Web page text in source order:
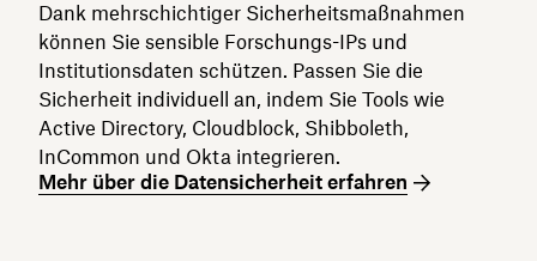
Dank mehrschichtiger Sicherheitsmaßnahmen
können Sie sensible Forschungs-IPs und
Institutionsdaten schützen. Passen Sie die
Sicherheit individuell an, indem Sie Tools wie
Active Directory, Cloudblock, Shibboleth,
InCommon und Okta integrieren.
Mehr über die Datensicherheit erfahren